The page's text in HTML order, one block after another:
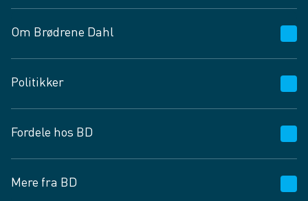
Om Brødrene Dahl
Vagttelefon 30 10 89 89
Spørgsmål og svar
Job og karriere
Fødevarekontrolrapport
Politikker
Privatlivspolitik
Cookies
Vilkår og betingelser
Fordele hos BD
BD app
Mere fra BD